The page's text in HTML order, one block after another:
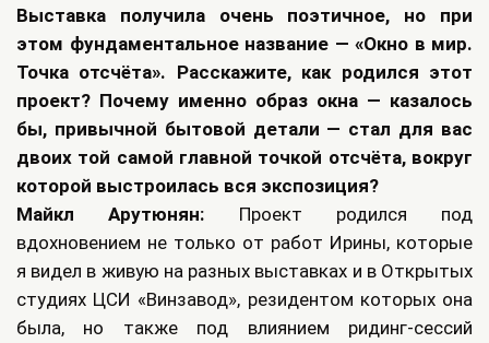
Выставка получила очень поэтичное, но при
этом фундаментальное название — «Окно в мир.
Точка отсчёта». Расскажите, как родился этот
проект? Почему именно образ окна — казалось
бы, привычной бытовой детали — стал для вас
двоих той самой главной точкой отсчёта, вокруг
которой выстроилась вся экспозиция?
Майкл Арутюнян: Проект родился под
вдохновением не только от работ Ирины, которые
я видел в живую на разных выставках и в Открытых
студиях ЦСИ «Винзавод», резидентом которых она
была, но также под влиянием ридинг-сессий